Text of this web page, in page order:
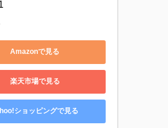
Amazonで見る
楽天市場で見る
ショッピングで見る